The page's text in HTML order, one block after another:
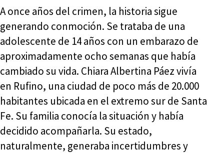
A once años del crimen, la historia sigue
generando conmoción. Se trataba de una
adolescente de 14 años con un embarazo de
aproximadamente ocho semanas que había
cambiado su vida. Chiara Albertina Páez vivía
en Rufino, una ciudad de poco más de 20.000
habitantes ubicada en el extremo sur de Santa
Fe. Su familia conocía la situación y había
decidido acompañarla. Su estado,
naturalmente, generaba incertidumbres y